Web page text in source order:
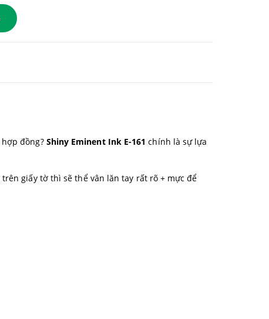
đồng? Shiny Eminent Ink E-161 chính là sự lựa
giấy tờ thì sẽ thể vân lăn tay rất rõ + mực để